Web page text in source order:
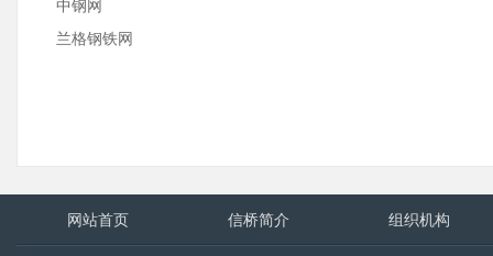
中钢网
兰格钢铁网
网站首页 信桥简介 组织机构